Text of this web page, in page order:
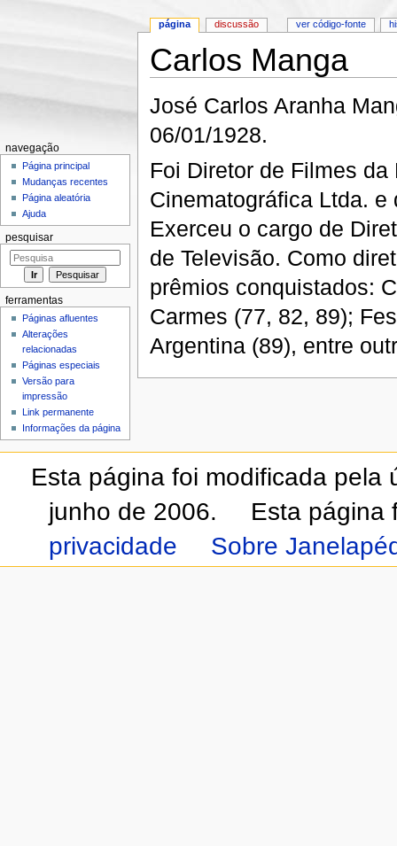
Carlos Manga
José Carlos Aranha
06/01/1928.
Foi Diretor de Filmes
Cinematográfica Ltda.
Exerceu o cargo de
de Televisão. Como
prêmios conquistados:
Carmes (77, 82, 89);
Argentina (89), entre
página discussão ver código-fonte
navegação
Página principal
Mudanças recentes
Página aleatória
Ajuda
pesquisar
ferramentas
Páginas afluentes
Alterações
relacionadas
Páginas especiais
Versão para
impressão
Link permanente
Informações da página
Esta página foi modificada pela
junho de 2006.
Esta página
privacidade
Sobre